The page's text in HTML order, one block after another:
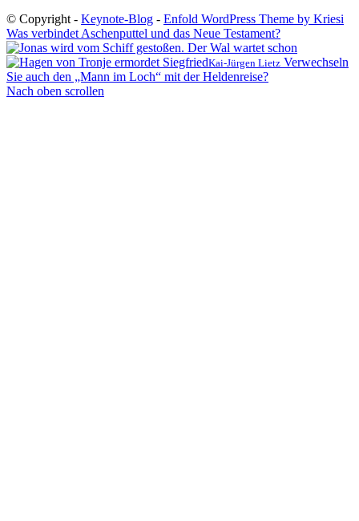
© Copyright - Keynote-Blog - Enfold WordPress Theme by Kriesi
Was verbindet Aschenputtel und das Neue Testament?
Kai-Jürgen Lietz Verwechseln
Sie auch den „Mann im Loch“ mit der Heldenreise?
Nach oben scrollen